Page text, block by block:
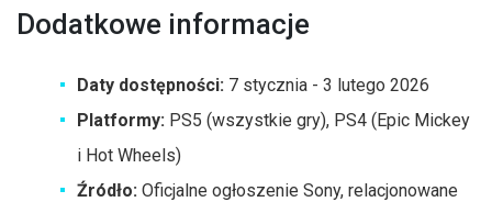
Dodatkowe informacje
Daty dostępności: 7 stycznia - 3 lutego 2026
Platformy: PS5 (wszystkie gry), PS4 (Epic Mickey
i Hot Wheels)
Źródło: Oficjalne ogłoszenie Sony, relacjonowane